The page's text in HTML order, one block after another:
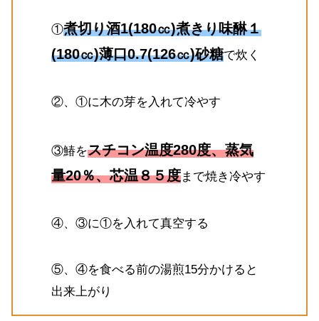
①煮切り酒1(180㏄)煮きり味醂１
(180㏄)薄口0.7(126㏄)砂糖で炊く
②、①に木の芽を入れて冷やす
③鰆をスチコン温度280度、蒸気
量20％、芯温８５度まで焼き冷やす
④、③に①を入れて真空する
⑤、④を食べる前の湯煎15分かけると
出来上がり